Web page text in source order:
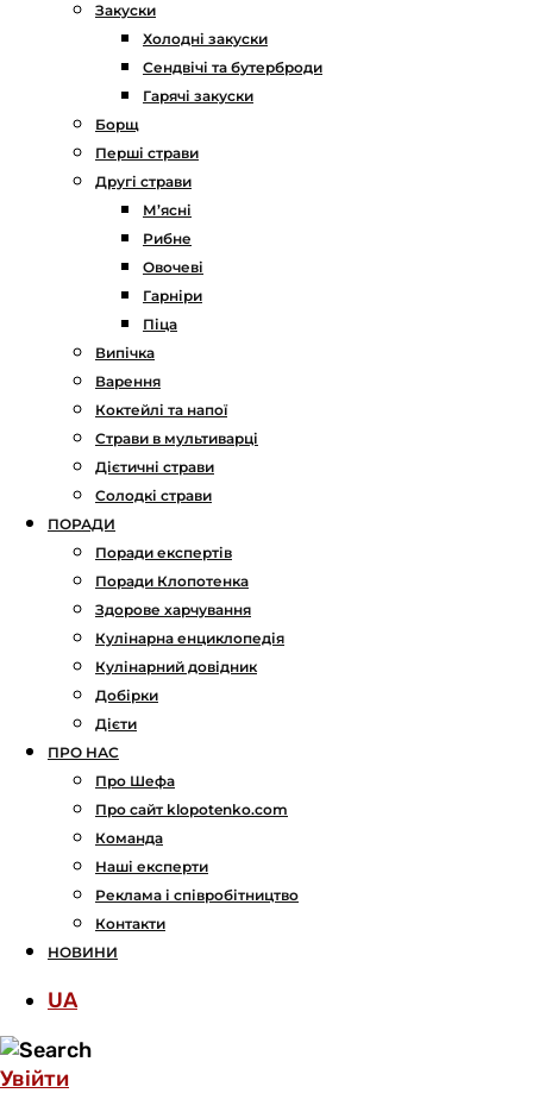
Закуски
Холодні закуски
Сендвічі та бутерброди
Гарячі закуски
Борщ
Перші страви
Другі страви
М’ясні
Рибне
Овочеві
Гарніри
Піца
Випічка
Варення
Коктейлі та напої
Страви в мультиварці
Дієтичні страви
Солодкі страви
ПОРАДИ
Поради експертів
Поради Клопотенка
Здорове харчування
Кулінарна енциклопедія
Кулінарний довідник
Добірки
Дієти
ПРО НАС
Про Шефа
Про сайт klopotenko.com
Команда
Наші експерти
Реклама і співробітництво
Контакти
НОВИНИ
UA
Увійти